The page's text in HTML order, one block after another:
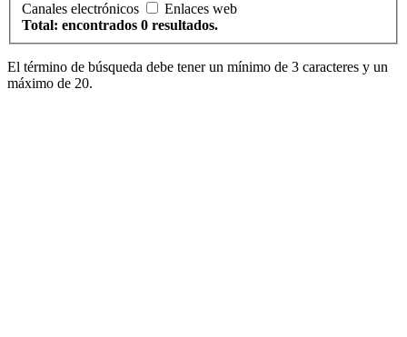
Canales electrónicos
Enlaces web
Total: encontrados 0 resultados.
El término de búsqueda debe tener un mínimo de 3 caracteres y un
máximo de 20.